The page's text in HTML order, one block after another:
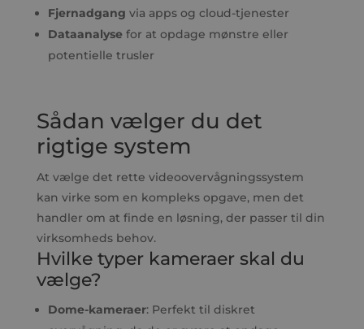
Fjernadgang via apps og cloud-tjenester
Dataanalysefor at opdage mønstre eller
potentielle trusler
Sådan vælger du det
rigtige system
At vælge det rette videoovervågningssystem
kan virke som en kompleks opgave, men det
handler om at finde en løsning, der passer til din
virksomheds behov.
Hvilke typer kameraer skal du
vælge?
Dome-kameraer: Perfekt til diskret